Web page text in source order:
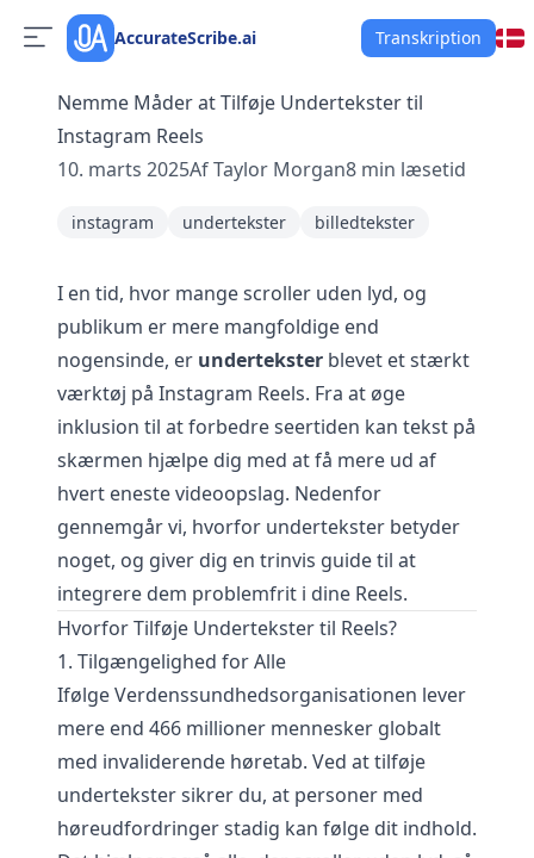
AccurateScribe.ai Transkription
Nemme Måder at Tilføje Undertekster til
Instagram Reels
10. marts 2025AfTaylor Morgan8 min læsetid
instagram undertekster billedtekster
I en tid, hvor mange scroller uden lyd, og
publikum er mere mangfoldige end
nogensinde, er undertekster blevet et stærkt
værktøj på Instagram Reels. Fra at øge
inklusion til at forbedre seertiden kan tekst på
skærmen hjælpe dig med at få mere ud af
hvert eneste videoopslag. Nedenfor
gennemgår vi, hvorfor undertekster betyder
noget, og giver dig en trinvis guide til at
integrere dem problemfrit i dine Reels.
Hvorfor Tilføje Undertekster til Reels?
1. Tilgængelighed for Alle
Ifølge Verdenssundhedsorganisationen lever
mere end 466 millioner mennesker globalt
med invaliderende høretab. Ved at tilføje
undertekster sikrer du, at personer med
høreudfordringer stadig kan følge dit indhold.